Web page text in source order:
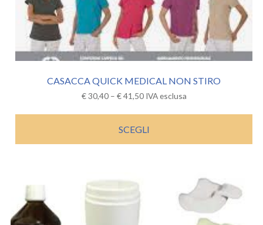
CASACCA QUICK MEDICAL NON STIRO
€30,40– €41,50 IVA esclusa
SCEGLI